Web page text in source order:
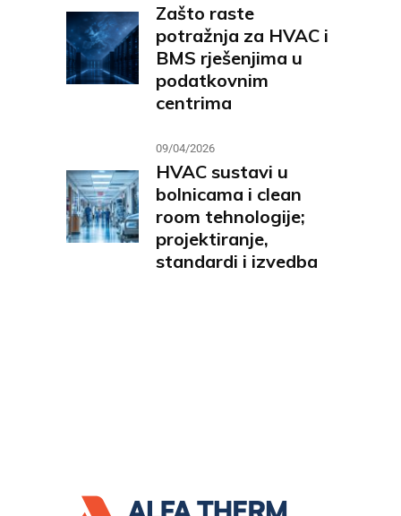
Zašto raste
potražnja za HVAC i
BMS rješenjima u
podatkovnim
centrima
09/04/2026
HVAC sustavi u
bolnicama i clean
room tehnologije;
projektiranje,
standardi i izvedba